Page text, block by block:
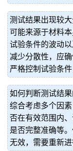
测试结果出现较
可能来源于材料
试验条件的波动
减少分散性，应
严格控制试验条
如何判断测试结
综合考虑多个因
否在有效范围内
是否完整准确等
无效，需要重新进